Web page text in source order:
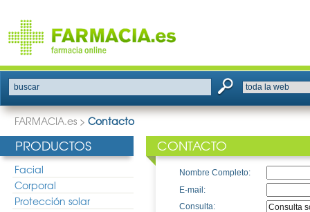
buscar
FARMACIA.es > Contacto
PRODUCTOS
Facial
Corporal
Protección solar
CONTACTO
Nombre Completo:
E-mail:
Consulta: